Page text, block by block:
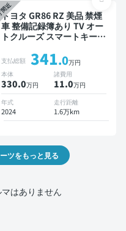
近
トヨタ GR86 RZ 美品 禁煙
車 整備記録簿あり TV オー
トクルーズ スマートキー
イブレコーダー
支払総額 341.0万円
本体
330.0万円
諸費用
11.0万円
年式
2024
走行距離
1.6万km
ツをもっと見る
はありません